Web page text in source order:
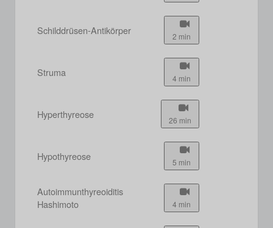
Schilddrüsen-Antikörper 2 min
Struma 4 min
Hyperthyreose 26 min
Hypothyreose 5 min
Autoimmunthyreoiditis
Hashimoto
4 min